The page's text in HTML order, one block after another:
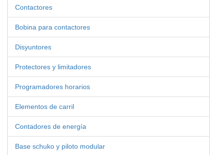
Contactores
Bobina para contactores
Disyuntores
Protectores y limitadores
Programadores horarios
Elementos de carril
Contadores de energía
Base schuko y piloto modular